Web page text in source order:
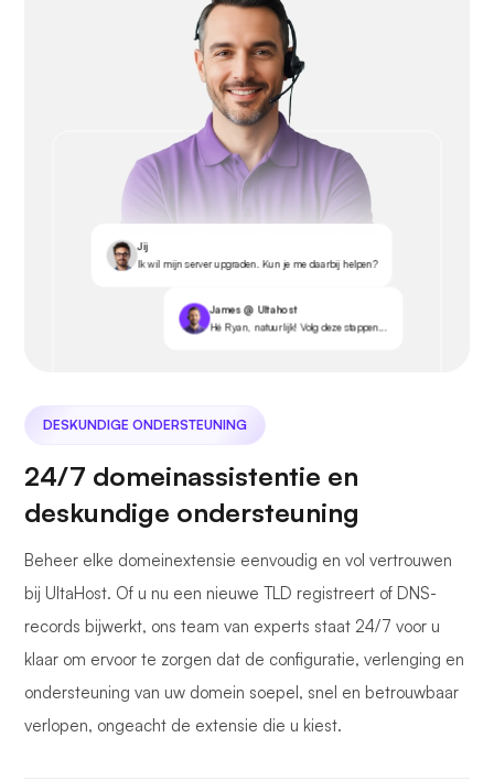
Jij
Ik wil mijn server upgraden. Kun je me daarbij helpen?
James @ Ultahost
Hé Ryan, natuurlijk! Volg deze stappen...
DESKUNDIGE ONDERSTEUNING
24/7 domeinassistentie en
deskundige ondersteuning
Beheer elke domeinextensie eenvoudig en vol vertrouwen
bij UltaHost. Of u nu een nieuwe TLD registreert of DNS-
records bijwerkt, ons team van experts staat 24/7 voor u
klaar om ervoor te zorgen dat de configuratie, verlenging en
ondersteuning van uw domein soepel, snel en betrouwbaar
verlopen, ongeacht de extensie die u kiest.